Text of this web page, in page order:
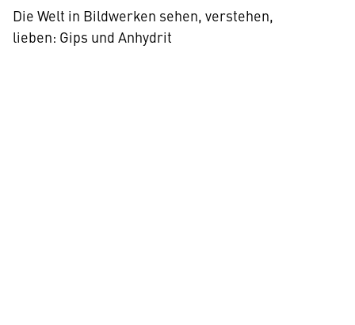
Die Welt in Bildwerken sehen, verstehen,
lieben: Gips und Anhydrit